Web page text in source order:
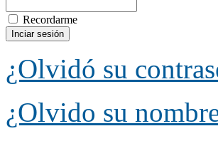
Recordarme
¿Olvidó su
¿Olvido su